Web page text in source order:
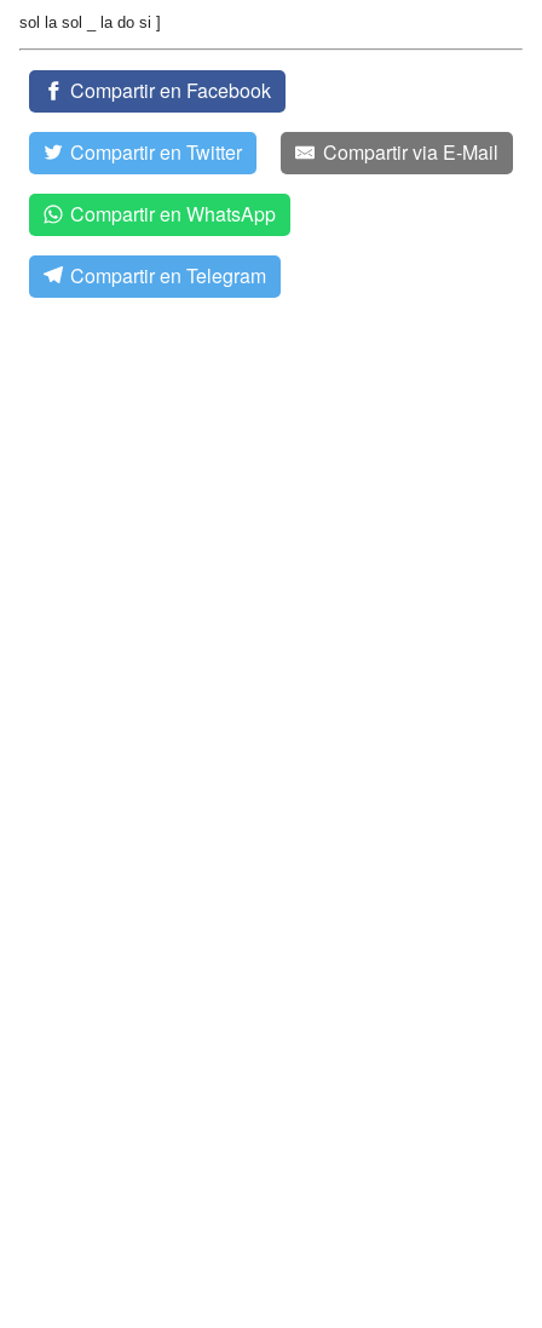
sol la sol _ la do si ]
Compartir en Facebook
Compartir en Twitter Compartir via E-Mail
Compartir en WhatsApp
Compartir en Telegram